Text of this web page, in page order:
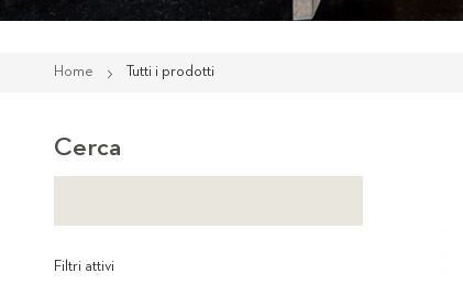
Home Tutti i prodotti
Cerca
Filtri attivi